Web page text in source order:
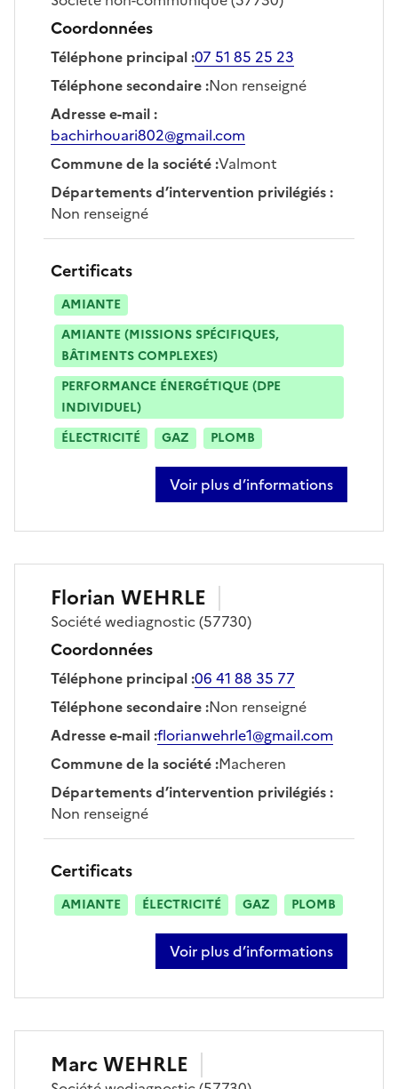
Coordonnées
Téléphone principal:07 51 85 25 23
Téléphone secondaire:Non renseigné
Adresse e-mail:
bachirhouari802@gmail.com
Commune de la société:Valmont
Départements d’intervention privilégiés:
Non renseigné
Certificats
AMIANTE
AMIANTE (MISSIONS SPÉCIFIQUES,
BÂTIMENTS COMPLEXES)
PERFORMANCE ÉNERGÉTIQUE (DPE
INDIVIDUEL)
ÉLECTRICITÉ
GAZ PLOMB
Voir plus d’informations
sur houari bachir-kaddour
Florian WEHRLE
Sociétéwediagnostic(57730)
Coordonnées
Téléphone principal:06 41 88 35 77
Téléphone secondaire:Non renseigné
Adresse e-mail:florianwehrle1@gmail.com
Commune de la société:Macheren
Départements d’intervention privilégiés:
Non renseigné
Certificats
AMIANTE ÉLECTRICITÉ GAZ PLOMB
Voir plus d’informations
sur florian wehrle
MarcWEHRLE